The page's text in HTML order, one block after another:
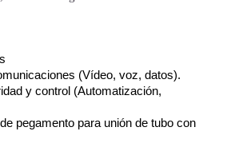
(Vídeo, voz, datos).
y control (Automatización,
pegamento para unión de tubo con